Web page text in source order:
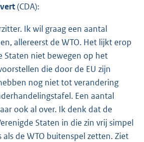
(CDA):
Ik wil graag een aantal
allereerst de WTO. Het lijkt erop
Staten niet bewegen op het
die door de EU zijn
nog niet tot verandering
Een aantal
ook al over. Ik denk dat de
Staten in die zin vrij simpel
de WTO buitenspel zetten. Ziet